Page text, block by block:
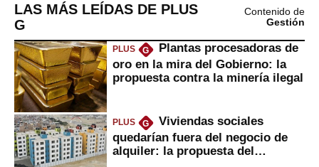
LAS MÁS LEÍDAS DE PLUS
G
Contenido de
Gestión
PLUS G
Plantas procesadoras de
oro en la mira del Gobierno: la
propuesta contra la minería ilegal
PLUS G
Viviendas sociales
quedarían fuera del negocio de
alquiler: la propuesta del